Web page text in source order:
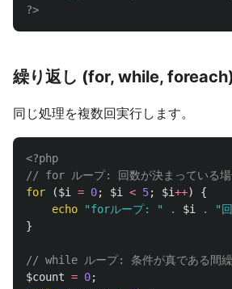
?>
繰り返し (for, while,
同じ処理を複数回実行します。
<?php
// for ループ: 回数が決まっている場
for
($i = 0; $i < 5; $i++)
{
echo
"forループ: " . $i . "
}
// while ループ: 条件が真である間繰
$count = 0;